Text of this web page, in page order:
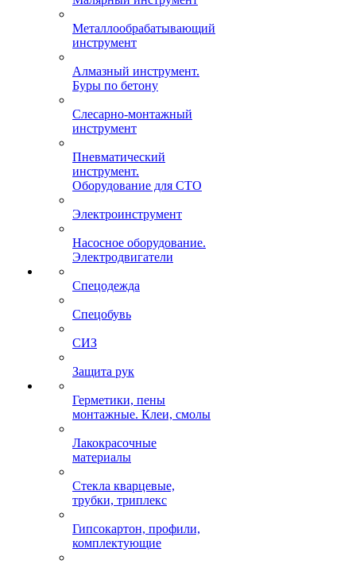
Металлообрабатывающий
инструмент
Алмазный инструмент.
Буры по бетону
Слесарно-монтажный
инструмент
Пневматический
инструмент.
Оборудование для СТО
Электроинструмент
Насосное оборудование.
Электродвигатели
Спецодежда
Спецобувь
СИЗ
Защита рук
Герметики, пены
монтажные. Клеи, смолы
Лакокрасочные
материалы
Стекла кварцевые,
трубки, триплекс
Гипсокартон, профили,
комплектующие